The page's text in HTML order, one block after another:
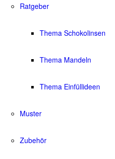
Ratgeber
Thema Schokolinsen
Thema Mandeln
Thema Einfüllideen
Muster
Zubehör